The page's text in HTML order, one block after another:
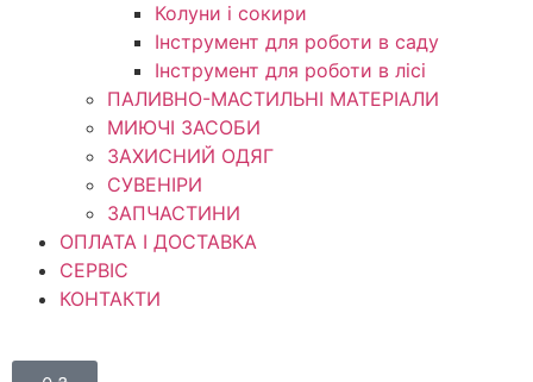
Колуни і сокири
Інструмент для роботи в саду
Інструмент для роботи в лісі
ПАЛИВНО-МАСТИЛЬНІ МАТЕРІАЛИ
МИЮЧІ ЗАСОБИ
ЗАХИСНИЙ ОДЯГ
СУВЕНІРИ
ЗАПЧАСТИНИ
ОПЛАТА І ДОСТАВКА
СЕРВІС
КОНТАКТИ